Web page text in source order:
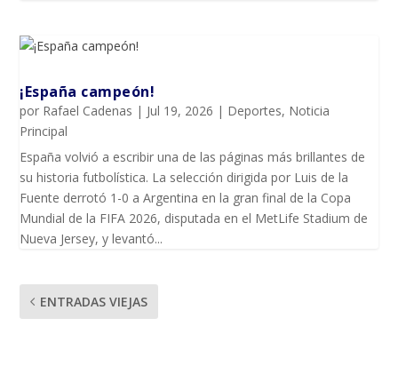
¡España campeón!
por Rafael Cadenas | Jul 19, 2026 | Deportes, Noticia
Principal
España volvió a escribir una de las páginas más brillantes de
su historia futbolística. La selección dirigida por Luis de la
Fuente derrotó 1-0 a Argentina en la gran final de la Copa
Mundial de la FIFA 2026, disputada en el MetLife Stadium de
Nueva Jersey, y levantó...
ENTRADAS VIEJAS